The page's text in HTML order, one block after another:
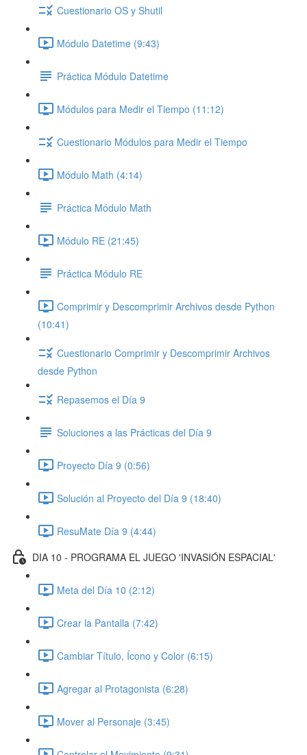
Cuestionario OS y Shutil
Módulo Datetime (9:43)
Práctica Módulo Datetime
Módulos para Medir el Tiempo (11:12)
Cuestionario Módulos para Medir el Tiempo
Módulo Math (4:14)
Práctica Módulo Math
Módulo RE (21:45)
Práctica Módulo RE
Comprimir y Descomprimir Archivos desde Python
(10:41)
Cuestionario Comprimir y Descomprimir Archivos
desde Python
Repasemos el Día 9
Soluciones a las Prácticas del Día 9
Proyecto Día 9 (0:56)
Solución al Proyecto del Día 9 (18:40)
ResuMate Día 9 (4:44)
DIA 10 - PROGRAMA EL JUEGO 'INVASIÓN ESPACIAL'
Meta del Día 10 (2:12)
Crear la Pantalla (7:42)
Cambiar Título, Ícono y Color (6:15)
Agregar al Protagonista (6:28)
Mover al Personaje (3:45)